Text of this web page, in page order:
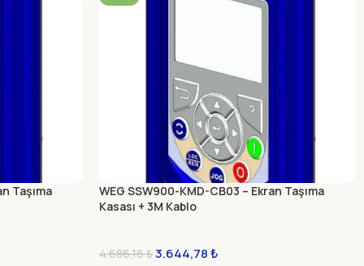
Taşıma
WEG SSW900-KMD-CB03 – Ekran Taşıma
Kasası + 3M Kablo
4.686,16₺3.644,78₺